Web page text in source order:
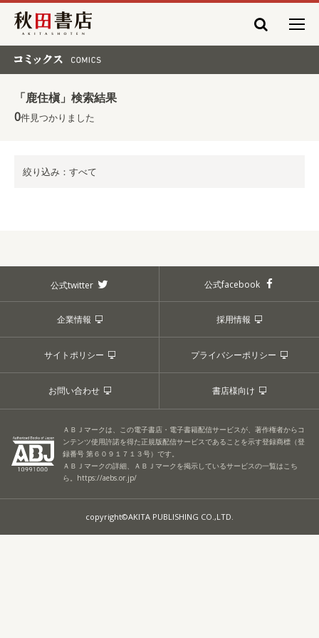
秋田書店
「鹿住槇」検索結果
0件見つかりました
絞り込み：すべて
公式twitter 公式facebook
企業情報 採用情報
サイトポリシー プライバシーポリシー
お問い合わせ 書店様向け
ＡＢＪマークは、この電子書店・電子書籍配信サービスが、著作権者からコ
ンテンツ使用許諾を得た正規版配信サービスであることを示す登録商標（登
録番号 第６０９１７１３号）です。
ＡＢＪマークの詳細、ＡＢＪマークを掲示しているサービスの一覧はこち
ら。 https://aebs.or.jp/
copyright©AKITA PUBLISHING CO.,LTD.